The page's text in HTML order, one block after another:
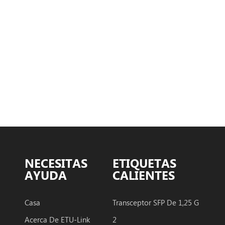
NECESITAS
AYUDA
Casa
Acerca De ETU-Link
ETIQUETAS
CALIENTES
Transceptor SFP De 1,25 G
2